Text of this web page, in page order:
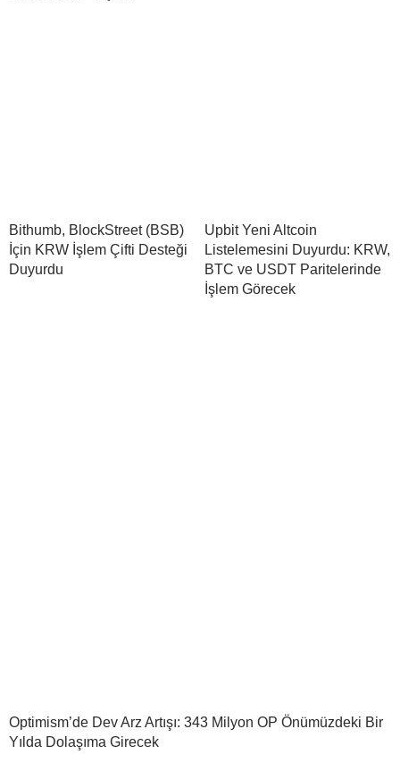
Bithumb, BlockStreet (BSB)
İçin KRW İşlem Çifti Desteği
Duyurdu
Upbit Yeni Altcoin
Listelemesini Duyurdu: KRW,
BTC ve USDT Paritelerinde
İşlem Görecek
Optimism’de Dev Arz Artışı: 343 Milyon OP Önümüzdeki Bir
Yılda Dolaşıma Girecek